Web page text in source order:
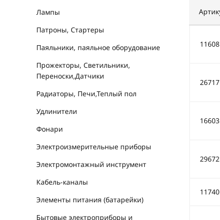
Лампы
Патроны, Стартеры
Паяльники, паяльное оборудование
Прожекторы, Светильники,
Переноски,Датчики
Радиаторы, Печи,Теплый пол
Удлинители
Фонари
Электроизмерительные приборы
Электромонтажный инструмент
Кабель-каналы
Элементы питания (батарейки)
Бытовые электроприборы и
11608
26717
16603
29672
11740